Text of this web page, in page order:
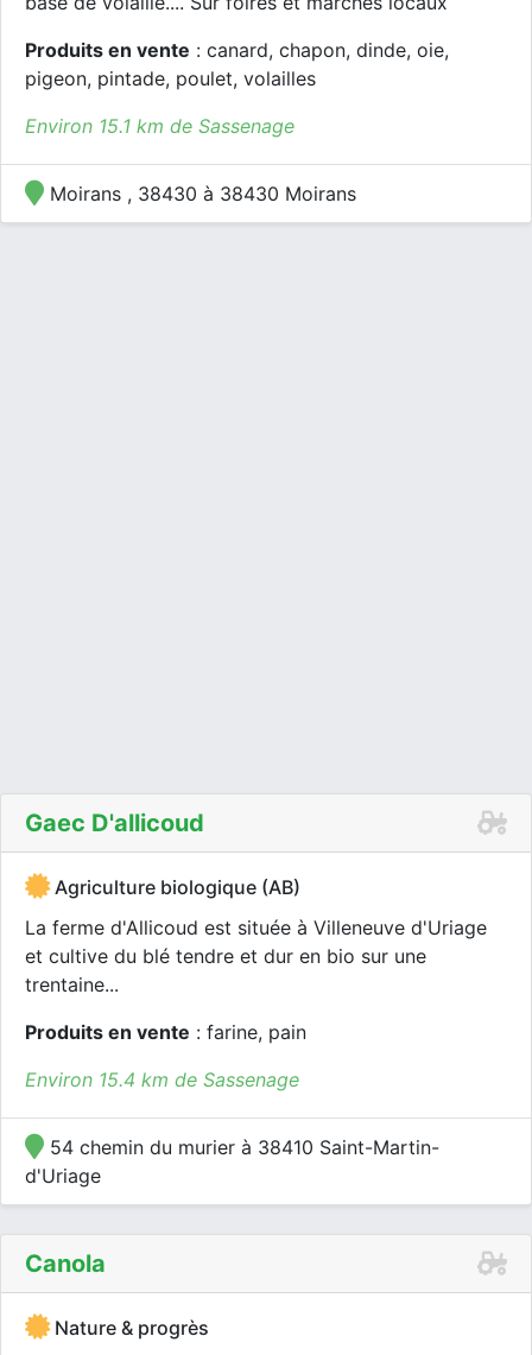
Produits en vente : canard, chapon, dinde, oie,
pigeon, pintade, poulet, volailles
Environ 15.1 km de Sassenage
Moirans , 38430 à 38430 Moirans
Gaec D'allicoud
Agriculture biologique (AB)
La ferme d'Allicoud est située à Villeneuve d'Uriage
et cultive du blé tendre et dur en bio sur une
trentaine...
Produits en vente : farine, pain
Environ 15.4 km de Sassenage
54 chemin du murier à 38410 Saint-Martin-
d'Uriage
Canola
Nature & progrès